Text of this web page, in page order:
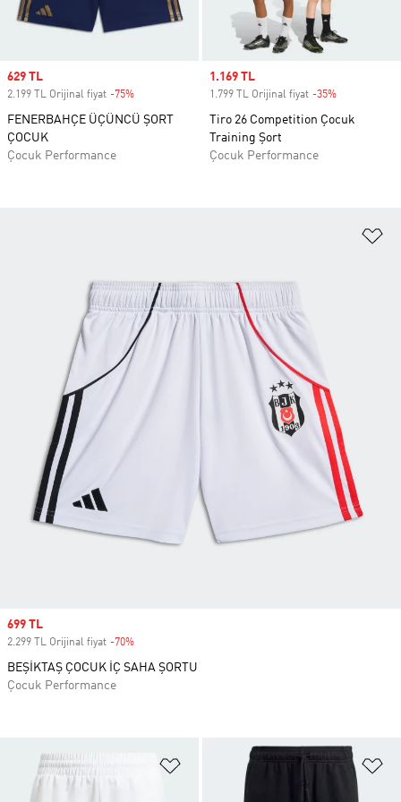
Sale price
629 TL
2.199 TL Orijinal fiyat -75%
FENERBAHÇE ÜÇÜNCÜ ŞORT
ÇOCUK
Çocuk Performance
Sale price
1.169 TL
1.799 TL Orijinal fiyat -35%
Tiro 26 Competition Çocuk
Training Şort
Çocuk Performance
Favori Listesine Ekle
Sale price
699 TL
2.299 TL Orijinal fiyat -70%
BEŞİKTAŞ ÇOCUK İÇ SAHA ŞORTU
Çocuk Performance